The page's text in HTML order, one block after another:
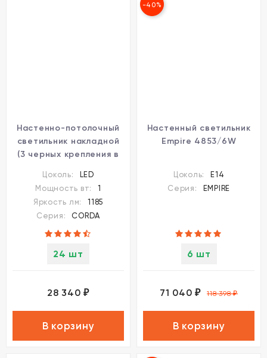
Настенно-потолочный
светильник накладной
(3 черных крепления в
1185Лм 4000K Novotech
CORDA 4391/30CL
Цоколь:
LED
Мощность вт:
1
Яркость лм:
1185
Серия:
CORDA
24 шт
28 340₽
В корзину
-40%
Настенный светильник
Empire 4853/6W
Цоколь:
E14
Серия:
EMPIRE
6 шт
71 040₽ 118 398₽
В корзину